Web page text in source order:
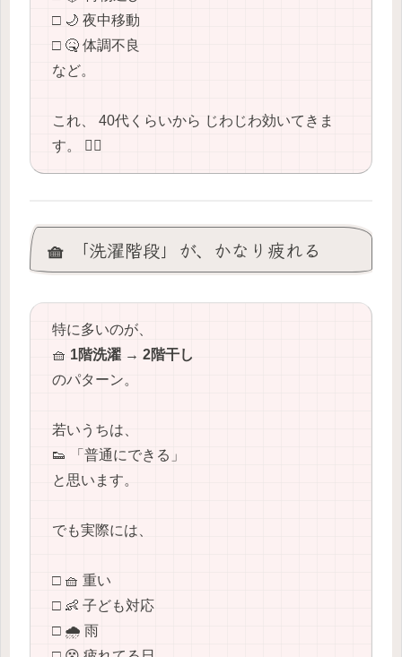
□ 🌙 夜中移動
□ 🤒 体調不良
など。
これ、 40代くらいから じわじわ効いてきま
す。 😵‍💫
🧺 「洗濯階段」が、かなり疲れる
特に多いのが、
🧺 1階洗濯 → 2階干し
のパターン。
若いうちは、
👟 「普通にできる」
と思います。
でも実際には、
□ 🧺 重い
□ 👶 子ども対応
□ 🌧️ 雨